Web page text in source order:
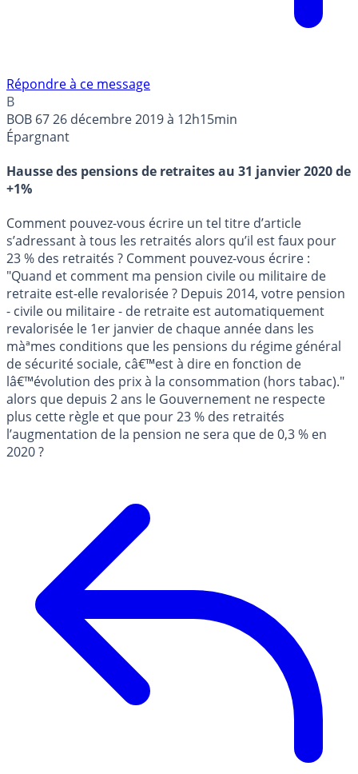
Répondre à ce message
B
BOB 6726 décembre 2019 à 12h15min
Épargnant
Hausse des pensions de retraites au 31 janvier 2020 de
+1%
Comment pouvez-vous écrire un tel titre d’article
s’adressant à tous les retraités alors qu’il est faux pour
23 % des retraités ? Comment pouvez-vous écrire :
"Quand et comment ma pension civile ou militaire de
retraite est-elle revalorisée ? Depuis 2014, votre pension
- civile ou militaire - de retraite est automatiquement
revalorisée le 1er janvier de chaque année dans les
màªmes conditions que les pensions du régime général
de sécurité sociale, câ€™est à dire en fonction de
lâ€™évolution des prix à la consommation (hors tabac)."
alors que depuis 2 ans le Gouvernement ne respecte
plus cette règle et que pour 23 % des retraités
l’augmentation de la pension ne sera que de 0,3 % en
2020 ?